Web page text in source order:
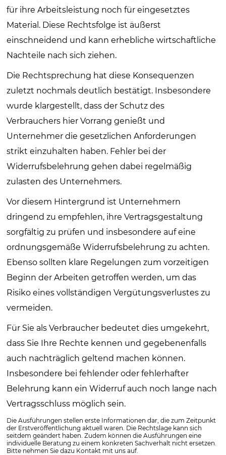
für ihre Arbeitsleistung noch für eingesetztes
Material. Diese Rechtsfolge ist äußerst
einschneidend und kann erhebliche wirtschaftliche
Nachteile nach sich ziehen.
Die Rechtsprechung hat diese Konsequenzen
zuletzt nochmals deutlich bestätigt. Insbesondere
wurde klargestellt, dass der Schutz des
Verbrauchers hier Vorrang genießt und
Unternehmer die gesetzlichen Anforderungen
strikt einzuhalten haben. Fehler bei der
Widerrufsbelehrung gehen dabei regelmäßig
zulasten des Unternehmers.
Vor diesem Hintergrund ist Unternehmern
dringend zu empfehlen, ihre Vertragsgestaltung
sorgfältig zu prüfen und insbesondere auf eine
ordnungsgemäße Widerrufsbelehrung zu achten.
Ebenso sollten klare Regelungen zum vorzeitigen
Beginn der Arbeiten getroffen werden, um das
Risiko eines vollständigen Vergütungsverlustes zu
vermeiden.
Für Sie als Verbraucher bedeutet dies umgekehrt,
dass Sie Ihre Rechte kennen und gegebenenfalls
auch nachträglich geltend machen können.
Insbesondere bei fehlender oder fehlerhafter
Belehrung kann ein Widerruf auch noch lange nach
Vertragsschluss möglich sein.
Die Ausführungen stellen erste Informationen dar, die zum Zeitpunkt
der Erstveröffentlichung aktuell waren. Die Rechtslage kann sich
seitdem geändert haben. Zudem können die Ausführungen eine
individuelle Beratung zu einem konkreten Sachverhalt nicht ersetzen.
Bitte nehmen Sie dazu Kontakt mit uns auf.